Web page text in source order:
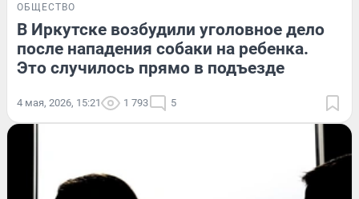
ОБЩЕСТВО
В Иркутске возбудили уголовное дело
после нападения собаки на ребенка.
Это случилось прямо в подъезде
4 мая, 2026, 15:21 1 793 5